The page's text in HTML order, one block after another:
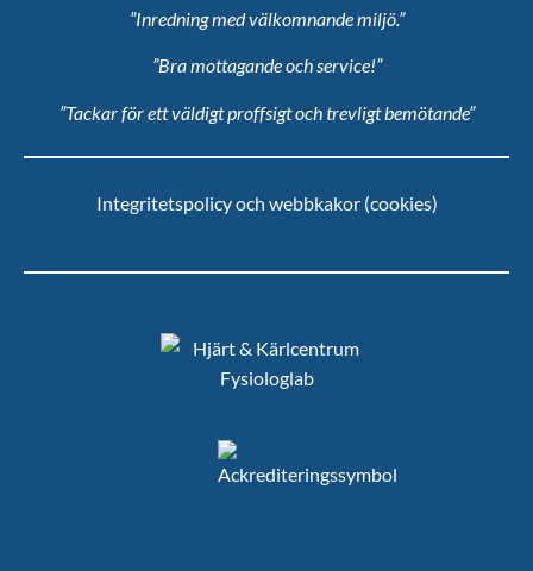
”Inredning med välkomnande miljö.”
”Bra mottagande och service!”
”Tackar för ett väldigt proffsigt och trevligt bemötande”
Integritetspolicy och webbkakor (cookies)